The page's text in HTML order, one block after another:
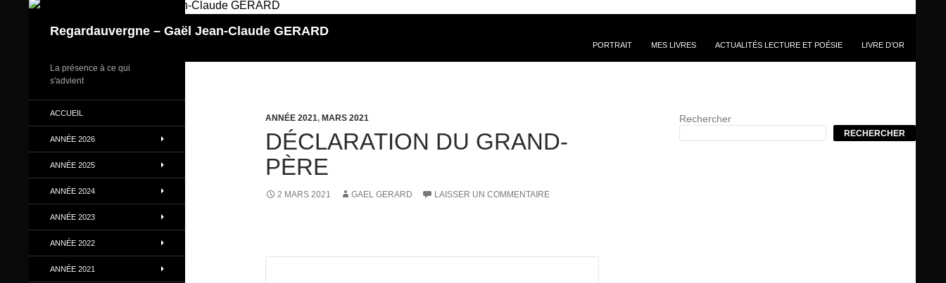
Regardauvergne – Gaël Jean-Claude GERARD
PORTRAIT MES LIVRES ACTUALITÉS LECTURE ET POÉSIE LIVRE D’OR
ANNÉE 2021, MARS 2021
DÉCLARATION DU GRAND-
PÈRE
2 MARS 2021 GAEL GERARD LAISSER UN COMMENTAIRE
Rechercher
RECHERCHER
La présence à ce qui
s'advient
ACCUEIL
ANNÉE 2026
ANNÉE 2025
ANNÉE 2024
ANNÉE 2023
ANNÉE 2022
ANNÉE 2021